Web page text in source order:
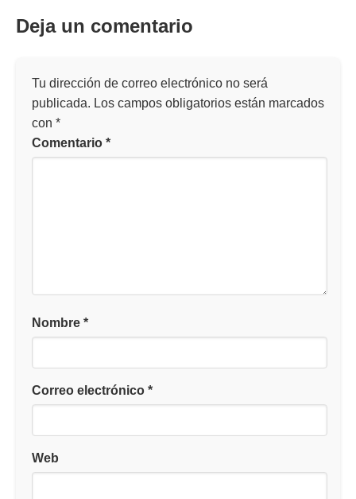
Deja un comentario
Tu dirección de correo electrónico no será
publicada. Los campos obligatorios están marcados
con *
Comentario *
Nombre *
Correo electrónico *
Web